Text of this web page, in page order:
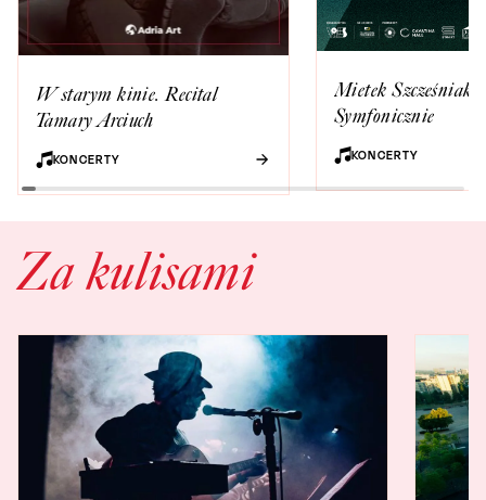
W starym kinie. Recital
Tamary Arciuch
KONCERTY
Mietek Szcześniak -
Symfonicznie
KONCERTY
Za kulisami